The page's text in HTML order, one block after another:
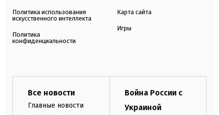
Политика использования
искусственного интеллекта
Политика
конфиденциальности
Карта сайта
Игры
Все новости
Главные новости
Война России с
Украиной